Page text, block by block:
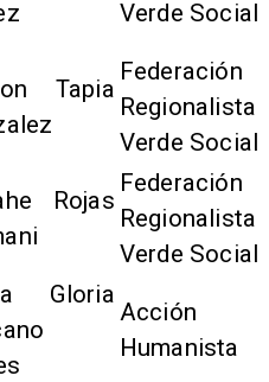
Verde Social
Tapia
Federación
Regionalista
Verde Social
Rojas
Federación
Regionalista
Verde Social
Gloria
Acción
Humanista